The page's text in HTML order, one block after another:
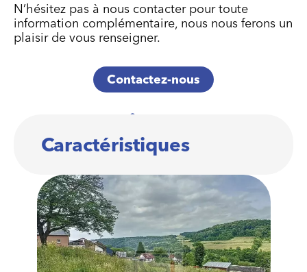
N’hésitez pas à nous contacter pour toute
information complémentaire, nous nous ferons un
plaisir de vous renseigner.
Contactez-nous
Caractéristiques